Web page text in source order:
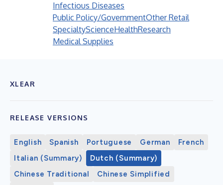
Infectious Diseases
Public Policy/GovernmentOther Retail
SpecialtyScienceHealthResearch
Medical Supplies
XLEAR
RELEASE VERSIONS
English Spanish Portuguese German
French
Italian (Summary)
Dutch (Summary)
Chinese Traditional
Chinese Simplified